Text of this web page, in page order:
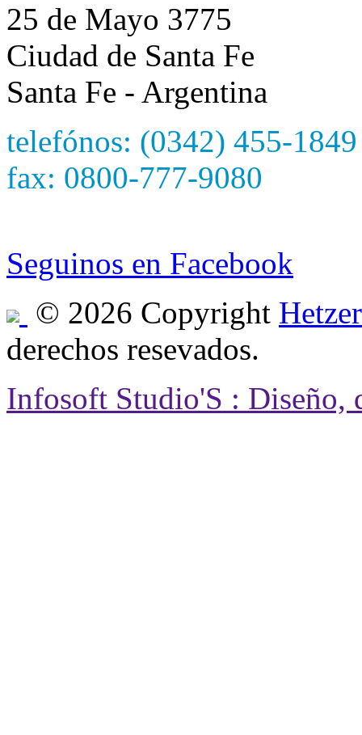
25 de Mayo 3775
Ciudad de Santa Fe
Santa Fe - Argentina
telefónos: (0342) 455-
fax: 0800-777-9080
Seguinos en Facebook
© 2026 Copyright
derechos resevados.
Infosoft Studio'S : Diseño,